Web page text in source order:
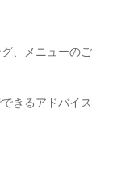
、メニューのご
きるアドバイス